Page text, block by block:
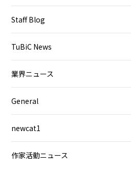
Staff Blog
TuBiC News
業界ニュース
General
newcat1
作家活動ニュース